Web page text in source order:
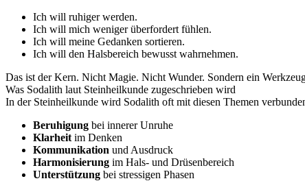
Ich will ruhiger werden.
Ich will mich weniger überfordert fühlen.
Ich will meine Gedanken sortieren.
Ich will den Halsbereich bewusst wahrnehmen.
Das ist der Kern. Nicht Magie. Nicht Wunder. Sondern ein
Was Sodalith laut Steinheilkunde zugeschrieben wird
In der Steinheilkunde wird Sodalith oft mit diesen Themen
Beruhigung bei innerer Unruhe
Klarheit im Denken
Kommunikation und Ausdruck
Harmonisierung im Hals- und Drüsenbereich
Unterstützung bei stressigen Phasen